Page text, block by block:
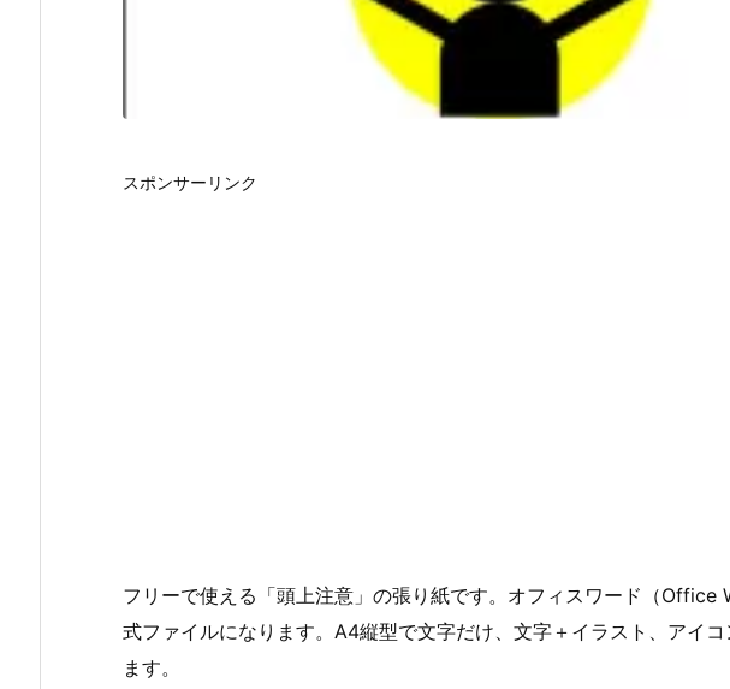
スポンサーリンク
フリーで使える「頭上注意」の張り紙です。オフィスワード（
式ファイルになります。A4縦型で文字だけ、文字＋イラスト、アイ
ます。